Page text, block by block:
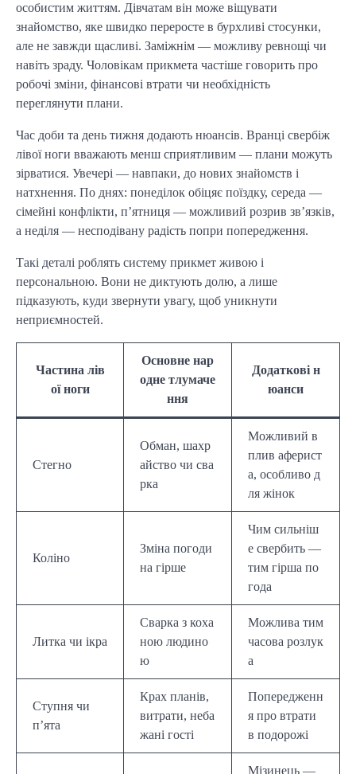
особистим життям. Дівчатам він може віщувати
знайомство, яке швидко переросте в бурхливі стосунки,
але не завжди щасливі. Заміжнім — можливу ревнощі чи
навіть зраду. Чоловікам прикмета частіше говорить про
робочі зміни, фінансові втрати чи необхідність
переглянути плани.
Час доби та день тижня додають нюансів. Вранці свербіж
лівої ноги вважають менш сприятливим — плани можуть
зірватися. Увечері — навпаки, до нових знайомств і
натхнення. По днях: понеділок обіцяє поїздку, середа —
сімейні конфлікти, п’ятниця — можливий розрив зв’язків,
а неділя — несподівану радість попри попередження.
Такі деталі роблять систему прикмет живою і
персональною. Вони не диктують долю, а лише
підказують, куди звернути увагу, щоб уникнути
неприємностей.
Частина лів
ої ноги
Основне нар
одне тлумаче
ння
Додаткові н
юанси
Стегно
Обман, шахр
айство чи сва
рка
Можливий в
плив аферист
а, особливо д
ля жінок
Коліно
Зміна погоди
на гірше
Чим сильніш
е свербить —
тим гірша по
года
Литка чи ікра
Сварка з коха
ною людино
ю
Можлива тим
часова розлук
а
Ступня чи
п’ята
Крах планів,
витрати, неба
жані гості
Попередженн
я про втрати
в подорожі
Мізинець —